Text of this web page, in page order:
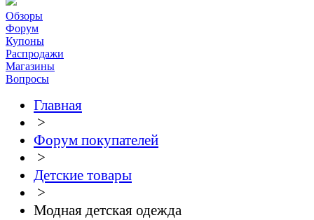
Обзоры
Форум
Купоны
Распродажи
Магазины
Вопросы
Главная
>
Форум покупателей
>
Детские товары
>
Модная детская одежда